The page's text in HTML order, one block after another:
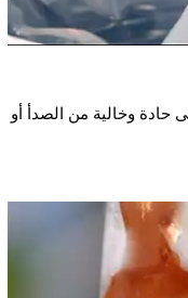
حادة وخالية من الصدأ أو